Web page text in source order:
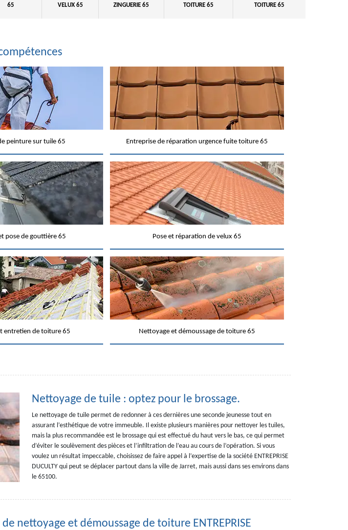
65
VELUX 65
ZINGUERIE 65
TOITURE 65
TOITURE 65
peinture sur tuile 65 Entreprise de réparation urgence fuite toiture 65
pose de gouttière 65 Pose et réparation de velux 65
entretien de toiture 65 Nettoyage et démoussage de toiture 65
Nettoyage de tuile : optez pour le brossage.
Le nettoyage de tuile permet de redonner à ces dernières une seconde jeunesse tout en
assurant l’esthétique de votre immeuble. Il existe plusieurs manières pour nettoyer les tuiles,
mais la plus recommandée est le brossage qui est effectué du haut vers le bas, ce qui permet
d’éviter le soulèvement des pièces et l’infiltration de l’eau au cours de l’opération. Si vous
voulez un résultat impeccable, choisissez de faire appel à l’expertise de la société ENTREPRISE
DUCULTY qui peut se déplacer partout dans la ville de Jarret, mais aussi dans ses environs dans
le 65100.
nettoyage et démoussage de toiture ENTREPRISE